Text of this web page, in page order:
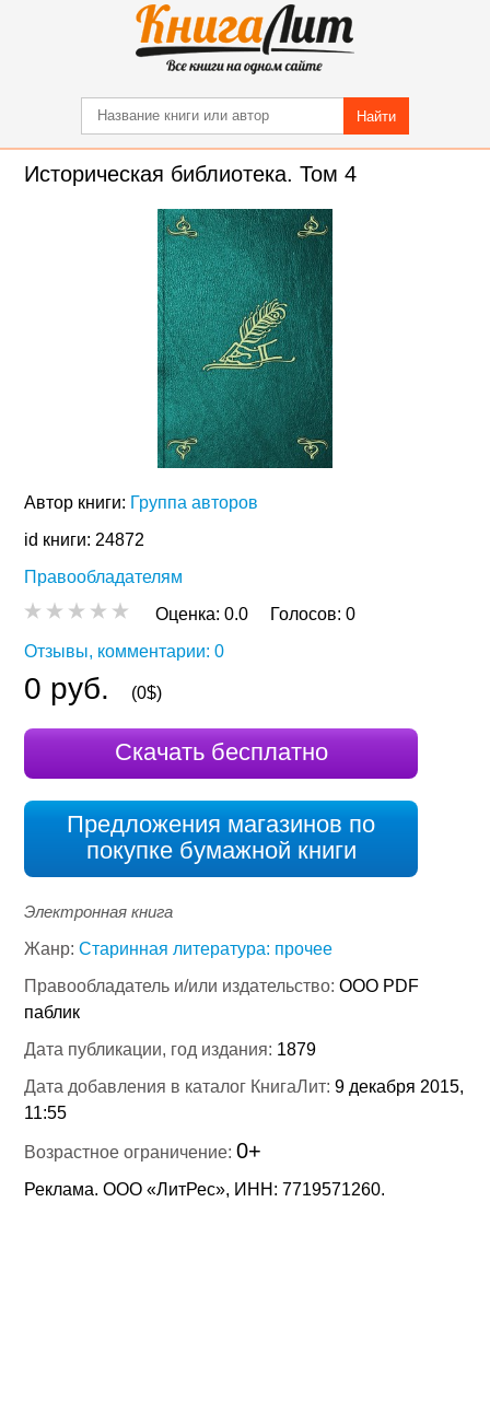
Найти
Историческая библиотека. Том 4
Автор книги: Группа авторов
id книги: 24872
Правообладателям
Оценка:0.0 Голосов:0
Отзывы, комментарии: 0
0 руб. (0$)
Скачать бесплатно
Предложения магазинов по
покупке бумажной книги
Электронная книга
Жанр:Старинная литература: прочее
Правообладатель и/или издательство:ООО PDF
паблик
Дата публикации, год издания: 1879
Дата добавления в каталог КнигаЛит:9 декабря 2015,
11:55
Возрастное ограничение:0+
Реклама. ООО «ЛитРес», ИНН: 7719571260.